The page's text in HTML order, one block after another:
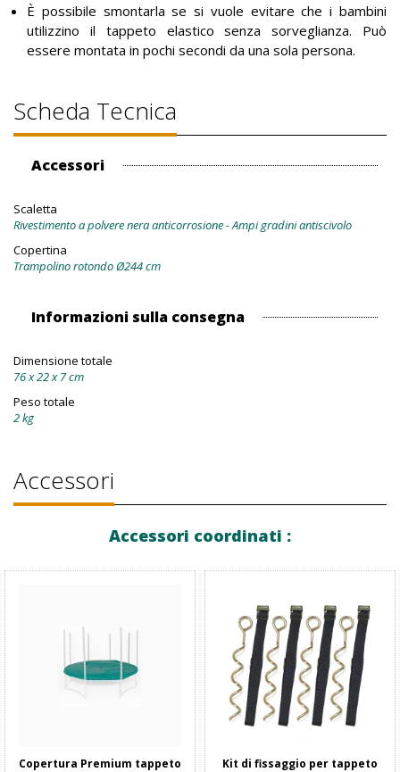
È possibile smontarla se si vuole evitare che i bambini
utilizzino il tappeto elastico senza sorveglianza. Può
essere montata in pochi secondi da una sola persona.
Scheda Tecnica
Accessori
Scaletta
Rivestimento a polvere nera anticorrosione - Ampi gradini antiscivolo
Copertina
Trampolino rotondo Ø244 cm
Informazioni sulla consegna
Dimensione totale
76 x 22 x 7 cm
Peso totale
2 kg
Accessori
Accessori coordinati :
Copertura Premium tappeto
Kit di fissaggio per tappeto